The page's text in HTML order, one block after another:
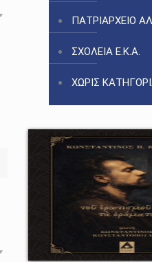
ΠΑΤΡΙΑΡΧΕΙΟ
ΣΧΟΛΕΙΑ Ε.Κ.Α.
ΧΩΡΙΣ